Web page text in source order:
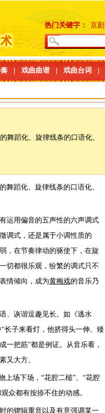
热门关键字： 京剧
戏曲曲谱 戏曲台词
舞蹈化、旋律线条的口语化、
舞蹈化、旋律线条的口语化、
运用偏音的五声性的六声调式
调式，还是属于小调性质的
，在节奏律动的驱使下，在旋
切都很乐观，纷繁的调式只不
情倾向，成为黄梅戏的音乐乃
、诙谐逗趣见长。如《逃水
长子来看灯，他挤得头一伸。矮
一把筋”都是例证。从音乐看，
又大方。
上场下场，“花腔二槌”、“花腔
众都有按捺不住的动感。
的锣辑重音以及有意强调某一